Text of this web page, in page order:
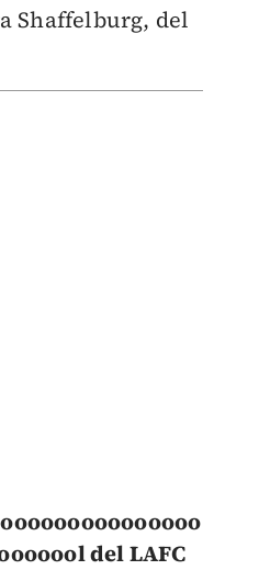
Shaffelburg, del
del LAFC